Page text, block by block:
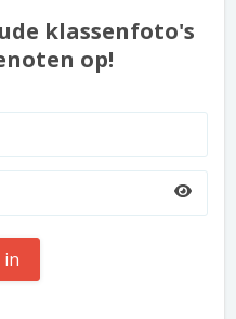
klassenfoto's
op!
in